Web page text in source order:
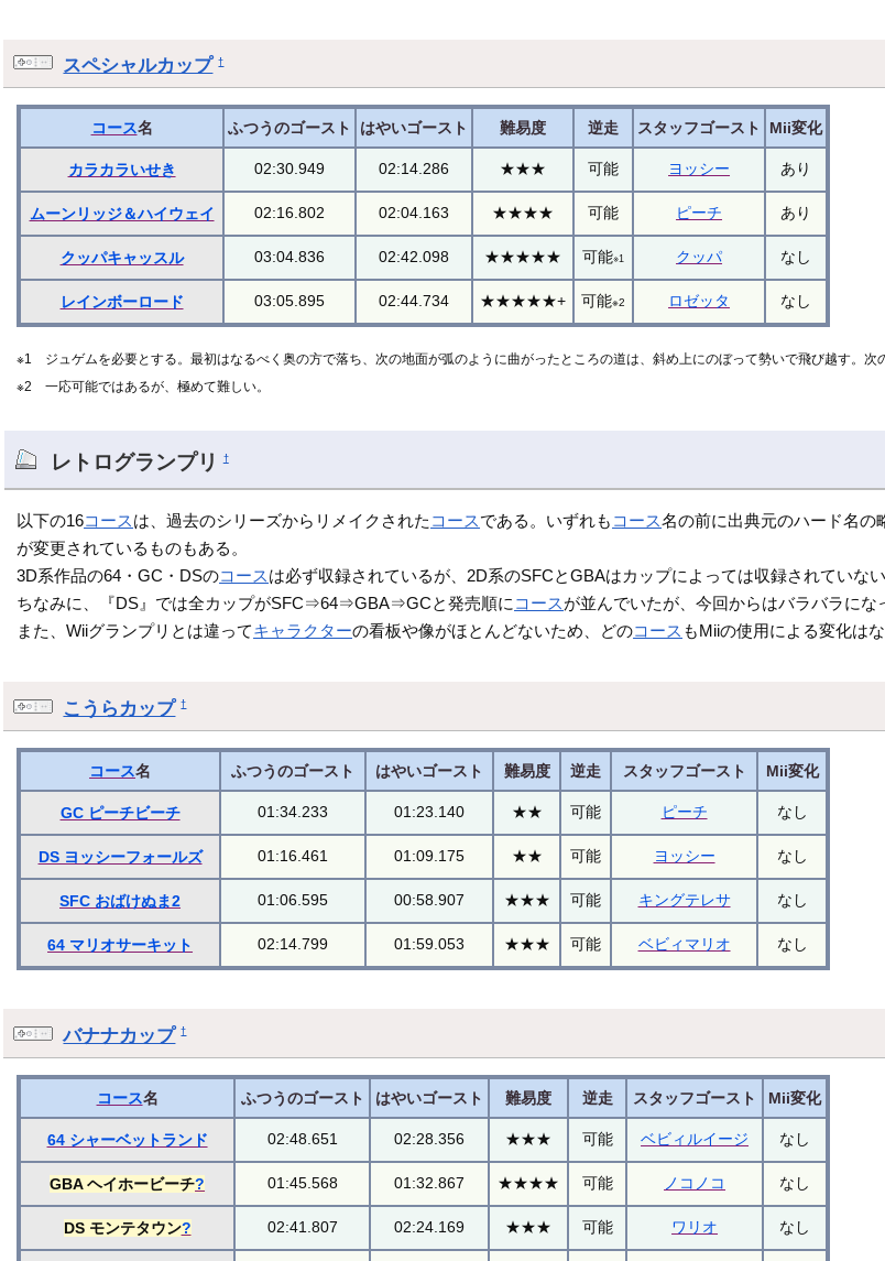
スペシャルカップ †
コース名 ふつうのゴースト はやいゴースト 難易度 逆走 スタッフゴースト Mii変化
カラカラいせき 02:30.949 02:14.286 ★★★ 可能 ヨッシー あり
ムーンリッジ＆ハイウェイ 02:16.802 02:04.163 ★★★★ 可能 ピーチ あり
クッパキャッスル 03:04.836 02:42.098 ★★★★★ 可能※1 クッパ なし
レインボーロード 03:05.895 02:44.734 ★★★★★+ 可能※2 ロゼッタ なし
※1 ジュゲムを必要とする。最初はなるべく奥の方で落ち、次の地面が弧のように曲がったところの道は、斜め上にのぼって勢いで飛び越す。次
※2 一応可能ではあるが、極めて難しい。
レトログランプリ†
以下の16コースは、過去のシリーズからリメイクされた コースである。いずれも コース名の前に出典元のハード名の
が変更されているものもある。
3D系作品の64・GC・DSのコースは必ず収録されているが、2D系のSFCとGBAはカップによっては収録されていな
ちなみに、『DS』では全カップがSFC⇒64⇒GBA⇒GCと発売順に コースが並んでいたが、今回からはバラバラにな
また、Wiiグランプリとは違ってキャラクターの看板や像がほとんどないため、どのコース もMiiの使用による変化はな
こうらカップ †
コース名 ふつうのゴースト はやいゴースト 難易度 逆走 スタッフゴースト Mii変化
GC ピーチビーチ 01:34.233 01:23.140 ★★ 可能 ピーチ なし
DS ヨッシーフォールズ 01:16.461 01:09.175 ★★ 可能 ヨッシー なし
SFC おばけぬま2 01:06.595 00:58.907 ★★★ 可能 キングテレサ なし
64 マリオサーキット 02:14.799 01:59.053 ★★★ 可能 ベビィマリオ なし
バナナカップ †
コース名 ふつうのゴースト はやいゴースト 難易度 逆走 スタッフゴースト Mii変化
64 シャーベットランド 02:48.651 02:28.356 ★★★ 可能 ベビィルイージ なし
GBA ヘイホービーチ? 01:45.568 01:32.867 ★★★★ 可能 ノコノコ なし
DS モンテタウン? 02:41.807 02:24.169 ★★★ 可能 ワリオ なし